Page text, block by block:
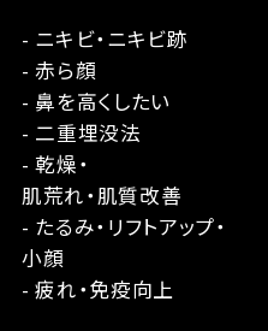
- ニキビ・ニキビ跡
- 赤ら顔
- 鼻を高くしたい
- 二重埋没法
- 乾燥・
肌荒れ・肌質改善
- たるみ・リフトアップ・
小顔
- 疲れ・免疫向上